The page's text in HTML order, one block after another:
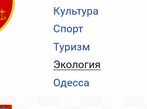
Культура
Спорт
Туризм
Экология
Одесса